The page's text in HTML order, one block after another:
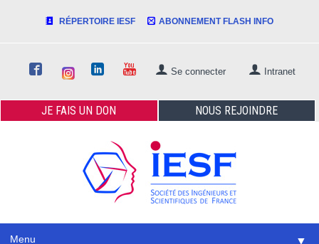
RÉPERTOIRE IESF ABONNEMENT FLASH INFO
Se connecter Intranet
JE FAISUN DON NOUS REJOINDRE
Menu ▼